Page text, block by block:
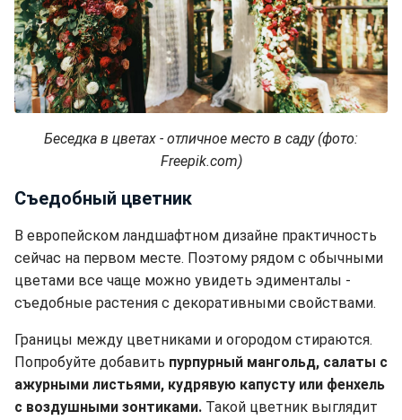
Беседка в цветах - отличное место в саду (фото:
Freepik.com)
Съедобный цветник
В европейском ландшафтном дизайне практичность
сейчас на первом месте. Поэтому рядом с обычными
цветами все чаще можно увидеть эдименталы -
съедобные растения с декоративными свойствами.
Границы между цветниками и огородом стираются.
Попробуйте добавить пурпурный мангольд, салаты с
ажурными листьями, кудрявую капусту или фенхель
с воздушными зонтиками. Такой цветник выглядит